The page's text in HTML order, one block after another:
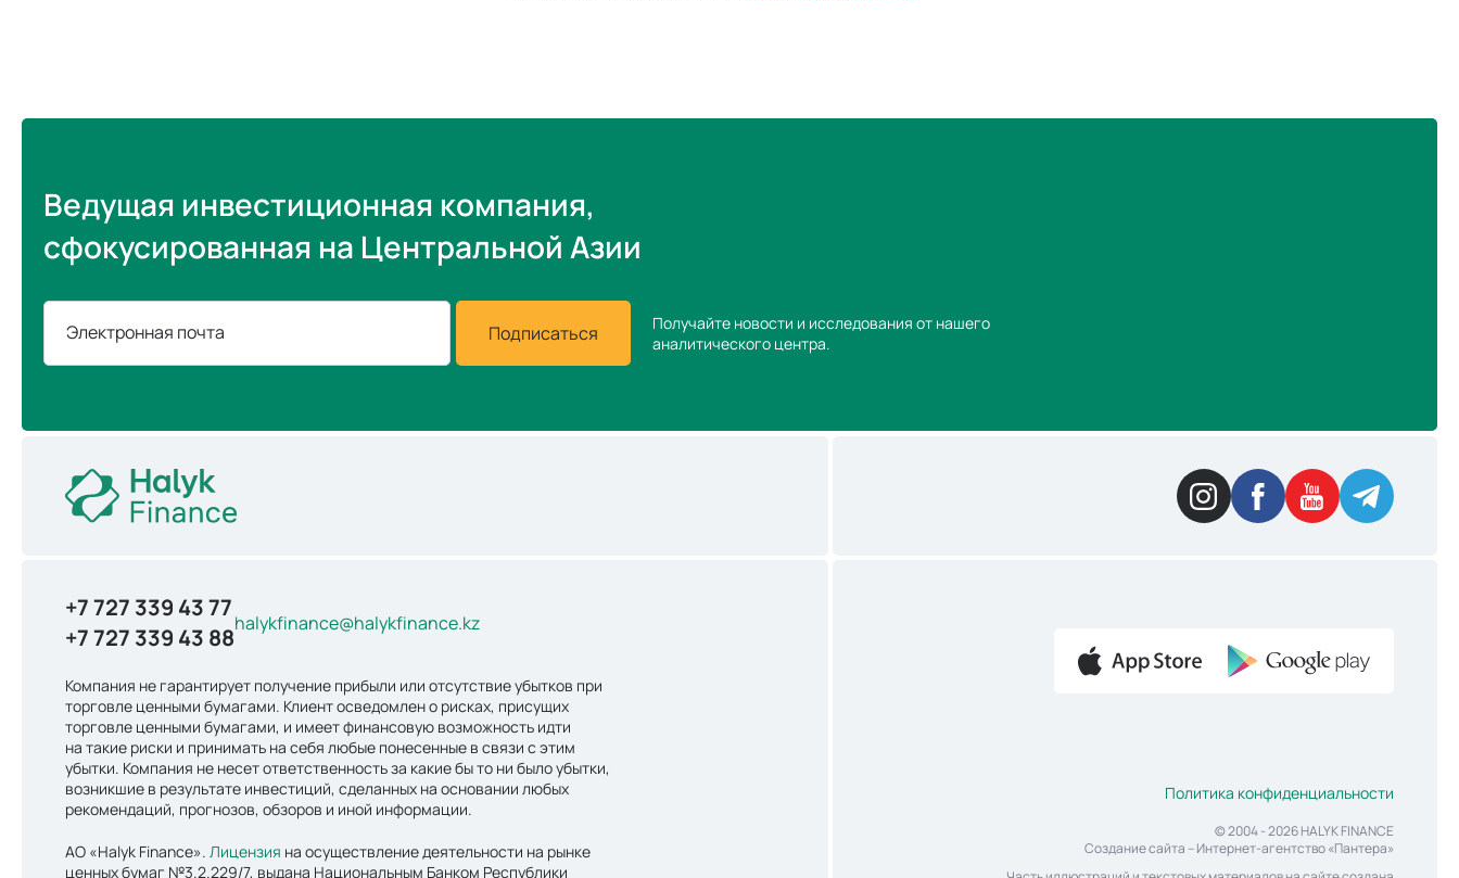
Ведущая инвестиционная компания,
сфокусированная на Центральной Азии
Электронная почта Подписаться
Получайте новости и исследования от нашего
аналитического центра.
+7 727 339 43 77
+7 727 339 43 88halykfinance@halykfinance.kz
Компания не гарантирует получение прибыли или отсутствие убытков при
торговле ценными бумагами. Клиент осведомлен о рисках, присущих
торговле ценными бумагами, и имеет финансовую возможность идти
на такие риски и принимать на себя любые понесенные в связи с этим
убытки. Компания не несет ответственность за какие бы то ни было убытки,
возникшие в результате инвестиций, сделанных на основании любых
рекомендаций, прогнозов, обзоров и иной информации.
АО «Halyk Finance». Лицензия на осуществление деятельности на рынке
ценных бумаг №3.2.229/7, выдана Национальным Банком Республики
Политика конфиденциальности
© 2004 - 2026 HALYK FINANCE
Создание сайта – Интернет-агентство «Пантера»